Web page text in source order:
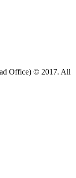
Office) © 2017. All